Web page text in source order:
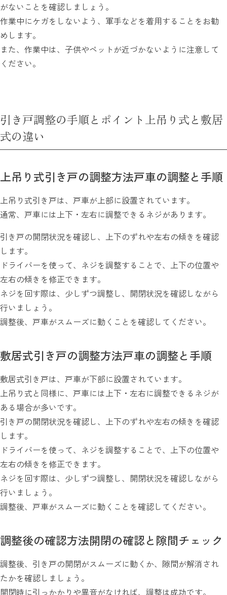
がないことを確認しましょう。
作業中にケガをしないよう、軍手などを着用することをお勧
めします。
また、作業中は、子供やペットが近づかないように注意して
ください。
引き戸調整の手順とポイント上吊り式と敷居
式の違い
上吊り式引き戸の調整方法戸車の調整と手順
上吊り式引き戸は、戸車が上部に設置されています。
通常、戸車には上下・左右に調整できるネジがあります。
引き戸の開閉状況を確認し、上下のずれや左右の傾きを確認
します。
ドライバーを使って、ネジを調整することで、上下の位置や
左右の傾きを修正できます。
ネジを回す際は、少しずつ調整し、開閉状況を確認しながら
行いましょう。
調整後、戸車がスムーズに動くことを確認してください。
敷居式引き戸の調整方法戸車の調整と手順
敷居式引き戸は、戸車が下部に設置されています。
上吊り式と同様に、戸車には上下・左右に調整できるネジが
ある場合が多いです。
引き戸の開閉状況を確認し、上下のずれや左右の傾きを確認
します。
ドライバーを使って、ネジを調整することで、上下の位置や
左右の傾きを修正できます。
ネジを回す際は、少しずつ調整し、開閉状況を確認しながら
行いましょう。
調整後、戸車がスムーズに動くことを確認してください。
調整後の確認方法開閉の確認と隙間チェック
調整後、引き戸の開閉がスムーズに動くか、隙間が解消され
たかを確認しましょう。
開閉時に引っかかりや異音がなければ、調整は成功です。